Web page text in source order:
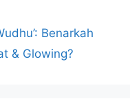
Benarkah
& Glowing?